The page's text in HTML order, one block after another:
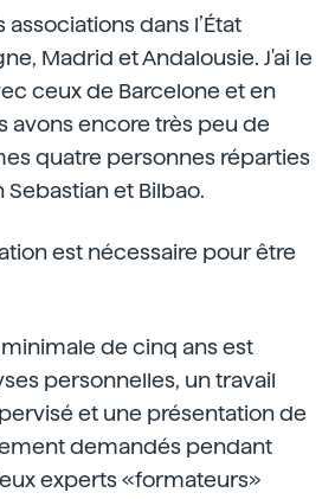
dans l’État
Madrid et Andalousie. J'ai le
ceux de Barcelone et en
avons encore très peu de
quatre personnes réparties
Sebastian et Bilbao.
est nécessaire pour être
de cinq ans est
personnelles, un travail
et une présentation de
demandés pendant
experts «formateurs»